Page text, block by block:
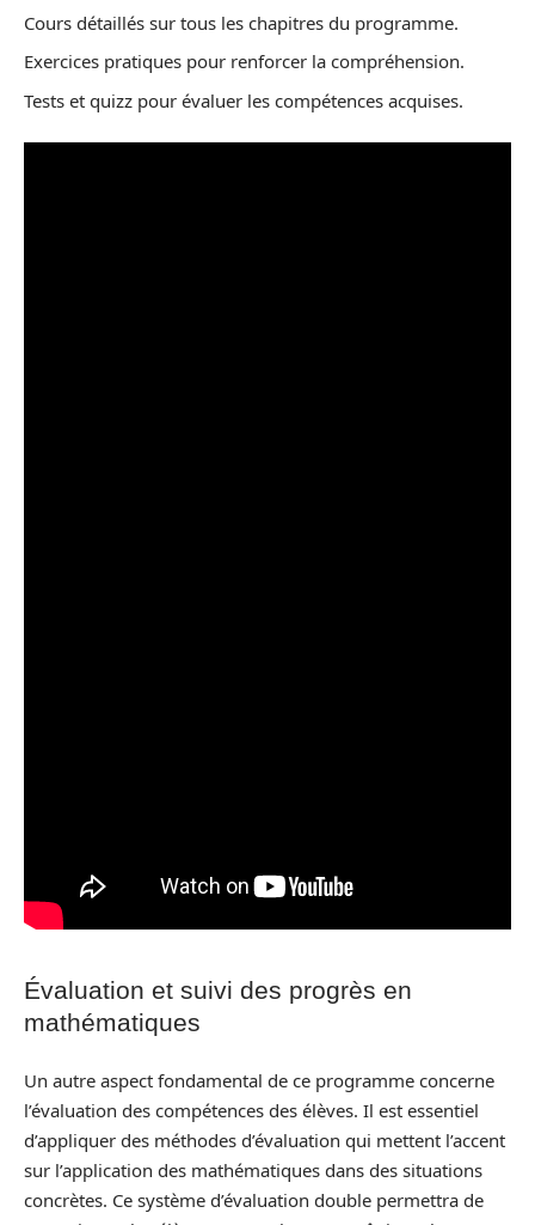
Cours détaillés sur tous les chapitres du programme.
Exercices pratiques pour renforcer la compréhension.
Tests et quizz pour évaluer les compétences acquises.
Évaluation et suivi des progrès en
mathématiques
Un autre aspect fondamental de ce programme concerne
l’évaluation des compétences des élèves. Il est essentiel
d’appliquer des méthodes d’évaluation qui mettent l’accent
sur l’application des mathématiques dans des situations
concrètes. Ce système d’évaluation double permettra de